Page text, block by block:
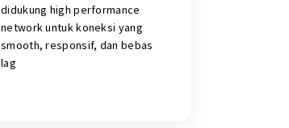
didukung high performance
network untuk koneksi yang
smooth, responsif, dan bebas
lag